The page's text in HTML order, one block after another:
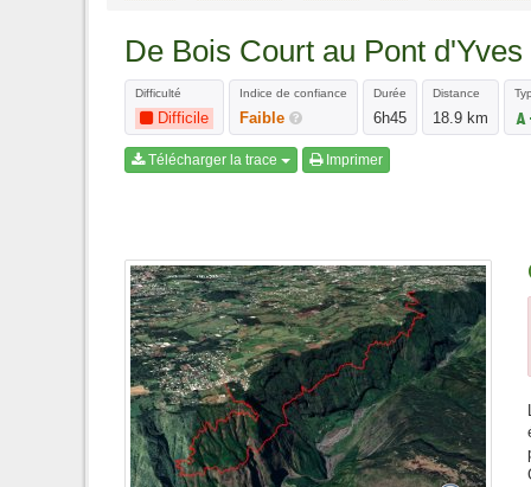
De Bois Court au Pont
Difficulté
Difficile
Indice de confiance
Faible
Durée
6h45
Distance
18.9 km
Télécharger la trace Imprimer